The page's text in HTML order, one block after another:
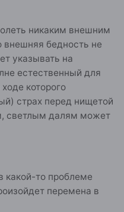
никаким внешним
внешняя бедность не
указывать на
естественный для
которого
страх перед нищетой
светлым далям может
какой-то проблеме
перемена в